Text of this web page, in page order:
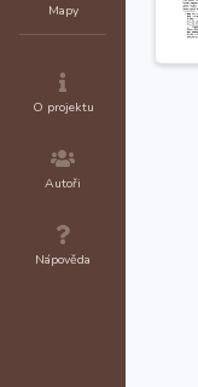
Mapy
O projektu
Autoři
Nápověda